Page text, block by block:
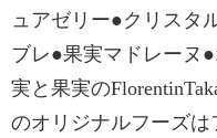
ュアゼリー●クリスタ
ブレ●果実マドレーヌ
実と果実の
のオリジナルフーズ